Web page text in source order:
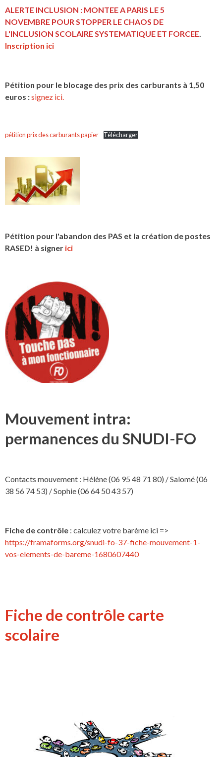
ALERTE INCLUSION : MONTEE A PARIS LE 5
NOVEMBRE POUR STOPPER LE CHAOS DE
L'INCLUSION SCOLAIRE SYSTEMATIQUE ET FORCEE
Inscription ici
Pétition pour le blocage des prix des carburants à 1,50
euros :signez ici.
pétition prix des carburants papier Télécharger
Pétition pour l'abandon des PAS et la création de postes
RASED! à signer ici
Mouvement intra:
permanences du SNUDI-FO
Contacts mouvement : Hélène (06 95 48 71 80) / Salomé (06
38 56 74 53) / Sophie (06 64 50 43 57)
Fiche de contrôle : calculez votre barème ici =>
https://framaforms.org/snudi-fo-37-fiche-mouvement-1-
vos-elements-de-bareme-1680607440
Fiche de contrôle carte
scolaire